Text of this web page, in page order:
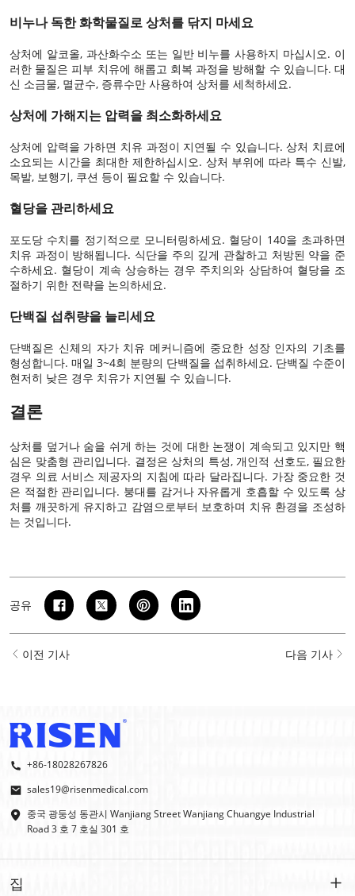
비누나 독한 화학물질로 상처를 닦지 마세요
상처에 알코올, 과산화수소 또는 일반 비누를 사용하지 마십시오. 이
러한 물질은 피부 치유에 해롭고 회복 과정을 방해할 수 있습니다. 대
신 소금물, 멸균수, 증류수만 사용하여 상처를 세척하세요.
상처에 가해지는 압력을 최소화하세요
상처에 압력을 가하면 치유 과정이 지연될 수 있습니다. 상처 치료에
소요되는 시간을 최대한 제한하십시오. 상처 부위에 따라 특수 신발,
목발, 보행기, 쿠션 등이 필요할 수 있습니다.
혈당을 관리하세요
포도당 수치를 정기적으로 모니터링하세요. 혈당이 140을 초과하면
치유 과정이 방해됩니다. 식단을 주의 깊게 관찰하고 처방된 약을 준
수하세요. 혈당이 계속 상승하는 경우 주치의와 상담하여 혈당을 조
절하기 위한 전략을 논의하세요.
단백질 섭취량을 늘리세요
단백질은 신체의 자가 치유 메커니즘에 중요한 성장 인자의 기초를
형성합니다. 매일 3~4회 분량의 단백질을 섭취하세요. 단백질 수준이
현저히 낮은 경우 치유가 지연될 수 있습니다.
결론
상처를 덮거나 숨을 쉬게 하는 것에 대한 논쟁이 계속되고 있지만 핵
심은 맞춤형 관리입니다. 결정은 상처의 특성, 개인적 선호도, 필요한
경우 의료 서비스 제공자의 지침에 따라 달라집니다. 가장 중요한 것
은 적절한 관리입니다. 붕대를 감거나 자유롭게 호흡할 수 있도록 상
처를 깨끗하게 유지하고 감염으로부터 보호하며 치유 환경을 조성하
는 것입니다.
공유
이전 기사 다음 기사
+86-18028267826
sales19@risenmedical.com
중국 광둥성 동관시 Wanjiang Street Wanjiang Chuangye Industrial
Road 3 호 7 호실 301 호
집